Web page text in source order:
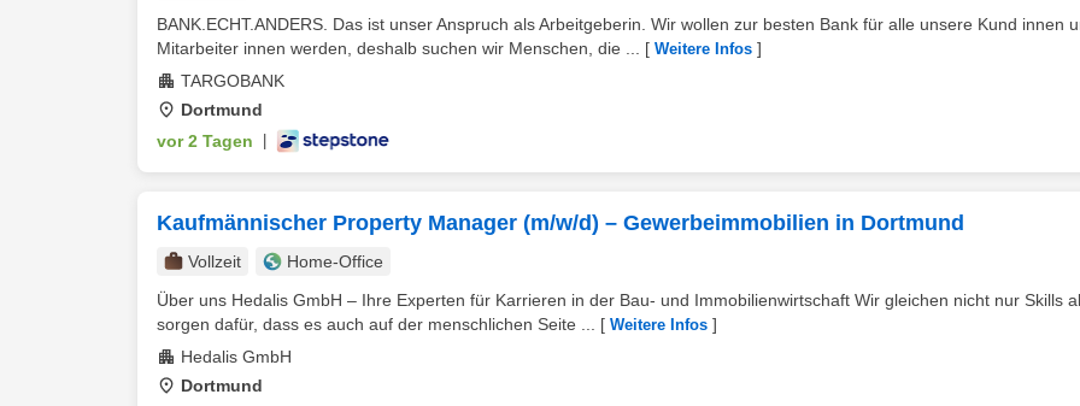
BANK.ECHT.ANDERS. Das ist unser Anspruch als Arbeitgeberin. Wir wollen zur besten Bank für alle unsere Kund innen
Mitarbeiter innen werden, deshalb suchen wir Menschen, die ...
[ Weitere Infos ]
TARGOBANK
Dortmund
vor 2 Tagen
Kaufmännischer Property Manager (m/w/d) – Gewerbeimmobilien in Dortmund
Vollzeit
Home-Office
Über uns Hedalis GmbH – Ihre Experten für Karrieren in der Bau- und Immobilienwirtschaft Wir gleichen nicht nur Skills
sorgen dafür, dass es auch auf der menschlichen Seite ...
[ Weitere Infos ]
Hedalis GmbH
Dortmund